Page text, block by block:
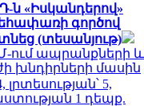
ն «Իսկանդերով»
գործով
(տեսանյութ)
ում ապրանքների և
մասին
5,
1 դեպք.